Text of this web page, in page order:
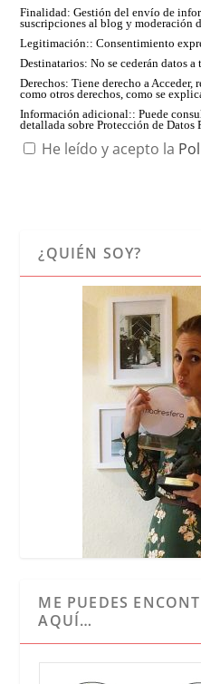
Finalidad: Gestión del envío de
suscripciones al blog y moderación
Legitimación:: Consentimiento
Destinatarios: No se cederán datos
Derechos: Tiene derecho a
como otros derechos, como se
Información adicional:: Puede
detallada sobre Protección de Datos
He leído y acepto la
¿QUIÉN SOY?
ME PUEDES
AQUÍ…